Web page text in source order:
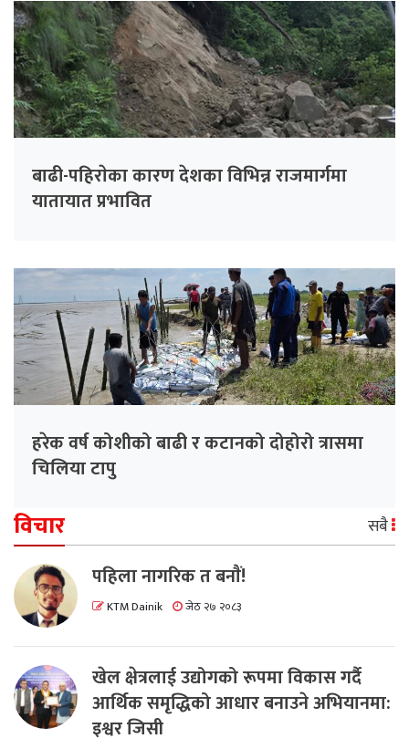
बाढी-पहिराेका कारण देशका विभिन्न राजमार्गमा
यातायात प्रभावित
हरेक वर्ष कोशीको बाढी र कटानको दोहोरो त्रासमा
चिलिया टापु
विचार सबै
पहिला नागरिक त बनाैं!
KTM Dainik जेठ २७ २०८३
खेल क्षेत्रलाई उद्योगको रूपमा विकास गर्दै
आर्थिक समृद्धिको आधार बनाउने अभियानमा:
इश्वर जिसी